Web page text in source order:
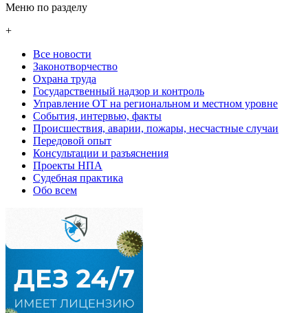
Меню по разделу
+
Все новости
Законотворчество
Охрана труда
Государственный надзор и контроль
Управление ОТ на региональном и местном уровне
События, интервью, факты
Происшествия, аварии, пожары, несчастные случаи
Передовой опыт
Консультации и разъяснения
Проекты НПА
Судебная практика
Обо всем